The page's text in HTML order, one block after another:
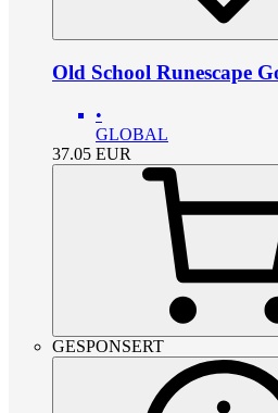
Old School Runescape
•
GLOBAL
37.05 EUR
GESPONSERT